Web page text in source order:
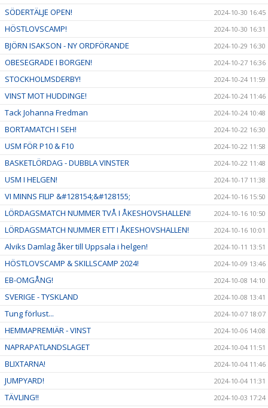
SÖDERTÄLJE OPEN!
2024-10-30 16:45
HÖSTLOVSCAMP! 2024-10-30 16:31
BJÖRN ISAKSON - NY ORDFÖRANDE 2024-10-29 16:30
OBESEGRADE I BORGEN! 2024-10-27 16:36
STOCKHOLMSDERBY! 2024-10-24 11:59
VINST MOT HUDDINGE! 2024-10-24 11:46
Tack Johanna Fredman 2024-10-24 10:48
BORTAMATCH I SEH! 2024-10-22 16:30
USM FÖR P10 & F10 2024-10-22 11:58
BASKETLÖRDAG - DUBBLA VINSTER 2024-10-22 11:48
USM I HELGEN! 2024-10-17 11:38
VI MINNS FILIP &#128154;&#128155; 2024-10-16 15:50
LÖRDAGSMATCH NUMMER TVÅ I ÅKESHOVSHALLEN! 2024-10-16 10:50
LÖRDAGSMATCH NUMMER ETT I ÅKESHOVSHALLEN! 2024-10-16 10:01
Alviks Damlag åker till Uppsala i helgen! 2024-10-11 13:51
HÖSTLOVSCAMP & SKILLSCAMP 2024! 2024-10-09 13:46
EB-OMGÅNG! 2024-10-08 14:10
SVERIGE - TYSKLAND 2024-10-08 13:41
Tung förlust... 2024-10-07 18:07
HEMMAPREMIÄR - VINST 2024-10-06 14:08
NAPRAPATLANDSLAGET 2024-10-04 11:51
BLIXTARNA! 2024-10-04 11:46
JUMPYARD! 2024-10-04 11:31
TÄVLING!! 2024-10-03 17:24